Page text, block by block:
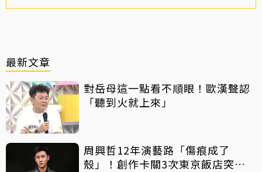
最新文章
對岳母這一點看不順眼！歐漢聲認
「聽到火就上來」
周興哲12年演藝路「傷痕成了
殼」！創作卡關3次東京飯店突找